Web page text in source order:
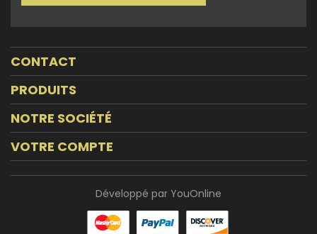
CONTACT
PRODUITS
NOTRE SOCIÉTÉ
VOTRE COMPTE
Développé par YouOnline